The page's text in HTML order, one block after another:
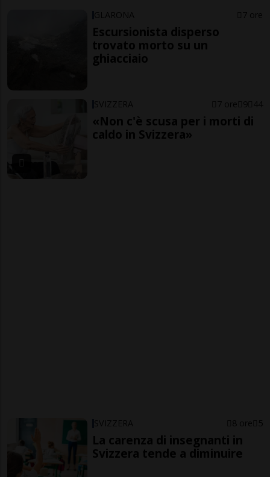
GLARONA 7 ore
Escursionista disperso
trovato morto su un
ghiacciaio
SVIZZERA 7 ore 9 44
«Non c'è scusa per i morti di
caldo in Svizzera»
SVIZZERA 8 ore 5
La carenza di insegnanti in
Svizzera tende a diminuire